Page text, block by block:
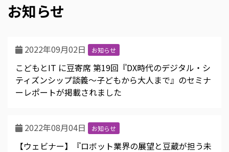
お知らせ
2022年09月02日 お知らせ
こどもとIT に豆寄席 第19回『DX時代のデジタル・シ
ティズンシップ談義〜子どもから大人まで』のセミナ
ーレポートが掲載されました
2022年08月04日 お知らせ
【ウェビナー】『ロボット業界の展望と豆蔵が担う未